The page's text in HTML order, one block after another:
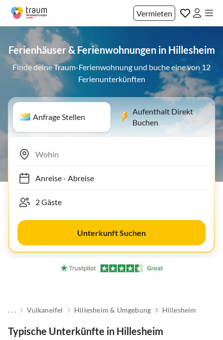
Vermieten
Ferienhäuser & Ferienwohnungen in Hillesheim
Finde deine Traum-Ferienwohnung und buche eine von 12
Ferienunterkünften
Anfrage Stellen
Aufenthalt Direkt
Buchen
Anreise- Abreise
Unterkunft Suchen
. . . Vulkaneifel Hillesheim & Umgebung Hillesheim
Typische Unterkünfte in Hillesheim